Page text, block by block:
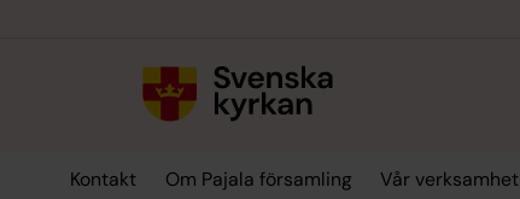
Kontakt Om Pajala församling Vår verksamhet